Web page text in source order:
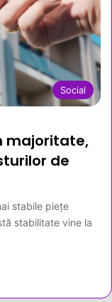
Social
majoritate,
de
stabile piețe
stabilitate vine la